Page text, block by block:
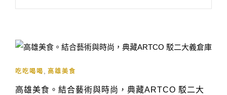
吃吃喝喝 高雄美食
高雄美食。結合藝術與時尚，典藏ARTCO 駁二大